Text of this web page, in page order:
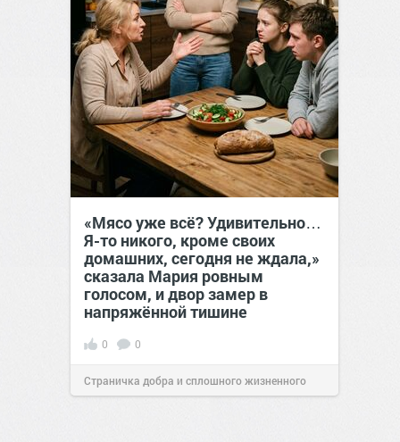
«Мясо уже всё? Удивительно…
Я-то никого, кроме своих
домашних, сегодня не ждала,»
сказала Мария ровным
голосом, и двор замер в
напряжённой тишине
0 0
Страничка добра и сплошного жизненного